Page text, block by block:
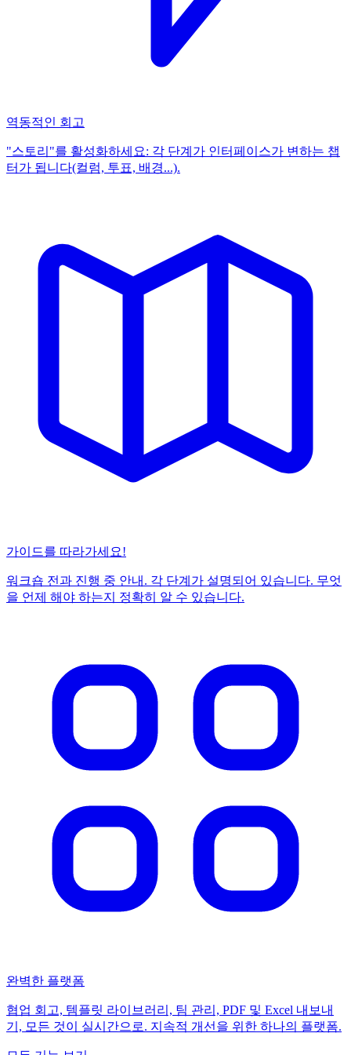
역동적인 회고
"스토리"를 활성화하세요: 각 단계가 인터페이스가 변하는 챕
터가 됩니다(컬럼, 투표, 배경...).
가이드를 따라가세요!
워크숍 전과 진행 중 안내. 각 단계가 설명되어 있습니다. 무엇
을 언제 해야 하는지 정확히 알 수 있습니다.
완벽한 플랫폼
협업 회고, 템플릿 라이브러리, 팀 관리, PDF 및 Excel 내보내
기, 모든 것이 실시간으로. 지속적 개선을 위한 하나의 플랫폼.